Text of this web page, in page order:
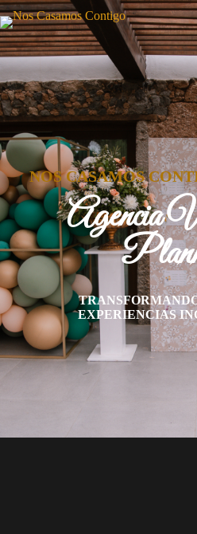
NOS CASAMOS
Agencia
EXPERIENCIAS